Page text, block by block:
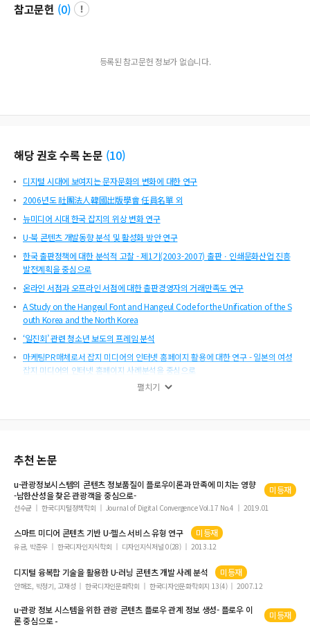
참고문헌 (0)
등록된 참고문헌 정보가 없습니다.
해당 권호 수록 논문 (10)
디지털 시대에 보여지는 문자문화의 변화에 대한 연구
2006년도 社團法人韓國出版學會 任員名單 외
뉴미디어 시대 한국 잡지의 위상 변화 연구
U-북 콘텐츠 개발동향 분석 및 활성화 방안 연구
한국 출판정책에 대한 분석적 고찰 - 제1기(2003-2007) 출판ㆍ인쇄문화산업 진흥
발전계획을 중심으로
온라인 서점과 오프라인 서점에 대한 출판경영자의 거래만족도 연구
A Study on the Hangeul Font and Hangeul Code for the Unification of the S
outh Korea and the North Korea
‘일진회’ 관련 청소년 보도의 프레임 분석
마케팅PR매체로서 잡지 미디어의 인터넷 홈페이지 활용에 대한 연구 - 일본의 여성
잡지 미디어의 인터넷 홈페이지 사례분석을 중심으로
전자책 콘텐츠의 이용자 증대에 관한 연구 - 접근성의 확대를 중심으로
펼치기
추천 논문
u-관광정보시스템의 콘텐츠 정보품질이 플로우이론과 만족에 미치는 영향
-남한산성을 찾은 관광객을 중심으로-
미등재
선수균 한국디지털정책학회 Journal of Digital Convergence Vol.17 No.4 2019.01
스마트 미디어 콘텐츠 기반U-헬스 서비스 유형 연구 미등재
유금, 박준우 한국디자인지식학회 디자인지식저널 0(28) 2013.12
디지털 융복합 기술을 활용한U-러닝 콘텐츠개발 사례 분석 미등재
안해조, 박정기, 고재성 한국디자인문화학회 한국디자인문화학회지 13(4) 2007.12
u-관광 정보 시스템을 위한 관광 콘텐츠 플로우 관계 정보 생성- 플로우 이
론 중심으로 -
미등재